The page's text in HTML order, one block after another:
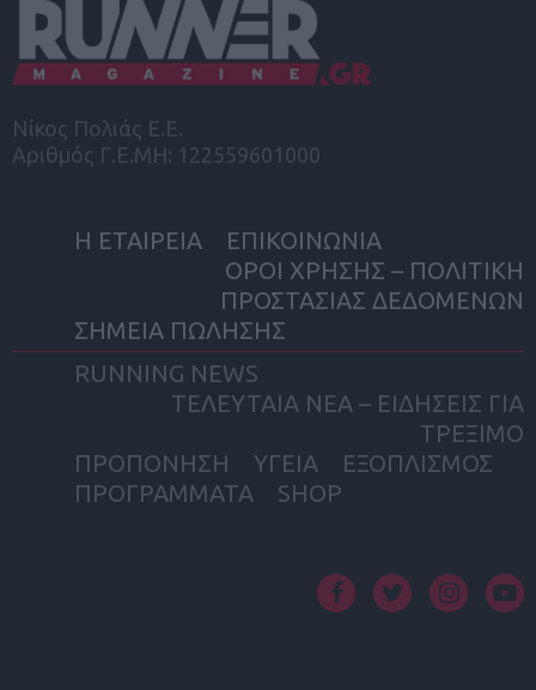
Νίκος Πολιάς Ε.Ε.
Αριθμός Γ.Ε.ΜΗ: 122559601000
Η ΕΤΑΙΡΕΙΑ
ΕΠΙΚΟΙΝΩΝΙΑ
ΟΡΟΙ ΧΡΗΣΗΣ – ΠΟΛΙΤΙΚΗ
ΠΡΟΣΤΑΣΙΑΣ ΔΕΔΟΜΕΝΩΝ
ΣΗΜΕΙΑ ΠΩΛΗΣΗΣ
RUNNING NEWS
ΤΕΛΕΥΤΑΙΑ ΝΕΑ – ΕΙΔΗΣΕΙΣ ΓΙΑ
ΤΡΕΞΙΜΟ
ΠΡΟΠΟΝΗΣΗ
ΥΓΕΙΑ
ΕΞΟΠΛΙΣΜΟΣ
ΠΡΟΓΡΑΜΜΑΤΑ
SHOP